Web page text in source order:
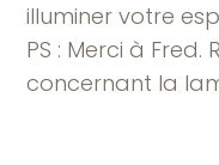
illuminer votre
PS : Merci à
concernant la